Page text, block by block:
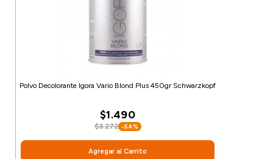
Polvo Decolorante Igora Vario Blond Plus 450gr Schwarzkopf
$1.490
$3.272 -54%
Agregar al Carrito